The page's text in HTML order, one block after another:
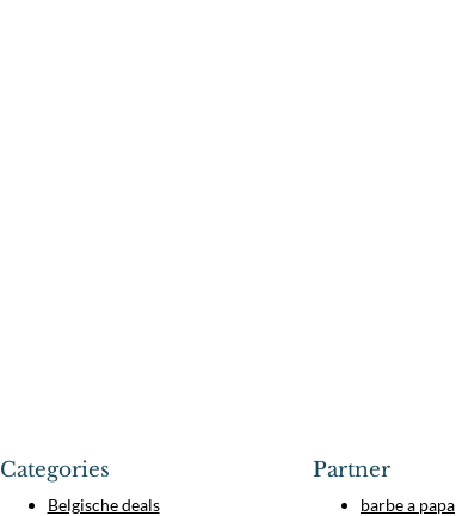
Categories
Belgische deals
Partner
barbe a papa